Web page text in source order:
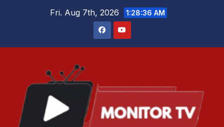
Fri. Aug 7th, 2026 1:28:36 AM